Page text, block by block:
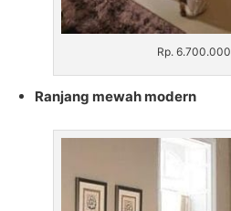
Rp. 6.700.000
Ranjang mewah modern